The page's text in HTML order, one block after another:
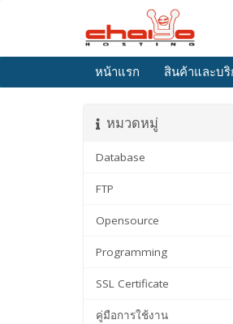
หน้าแรก สินค้าและบริ
หมวดหมู่
Database
FTP
Opensource
Programming
SSL Certificate
คู่มือการใช้งาน